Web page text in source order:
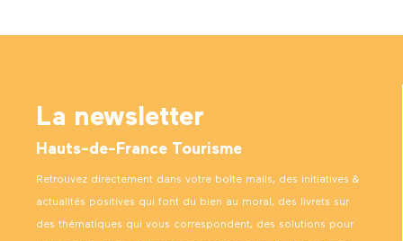
La newsletter
Hauts-de-France Tourisme
Retrouvez directement dans votre boîte mails, des initiatives &
actualités positives qui font du bien au moral, des livrets sur
des thématiques qui vous correspondent, des solutions pour